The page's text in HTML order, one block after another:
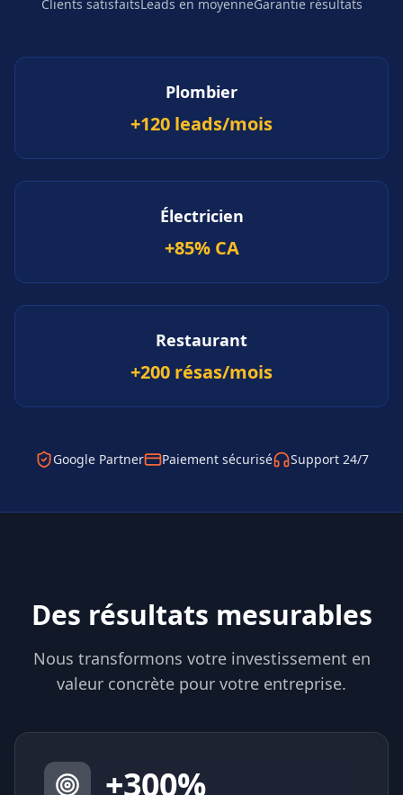
Clients satisfaitsLeads en moyenneGarantie résultats
Plombier
+120 leads/mois
Électricien
+85% CA
Restaurant
+200 résas/mois
Google Partner Paiement sécurisé Support 24/7
Des résultats mesurables
Nous transformons votre investissement en
valeur concrète pour votre entreprise.
+300%